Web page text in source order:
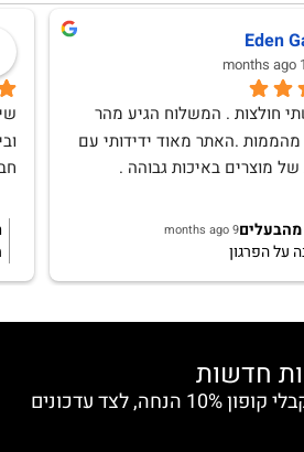
שירות מעולה, בגדים באיכות מצויינת ! מאד
לימור אפרת
שרות מדהים ,תודה
הצטרפי למועדון החברות וקבלי קופון 10% הנחה, לצד עדכונים